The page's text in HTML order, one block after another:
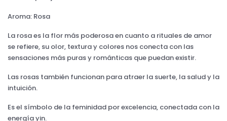
Aroma: Rosa
La rosa es la flor más poderosa en cuanto a rituales de amor
se refiere, su olor, textura y colores nos conecta con las
sensaciones más puras y románticas que puedan existir.
Las rosas también funcionan para atraer la suerte, la salud y la
intuición.
Es el símbolo de la feminidad por excelencia, conectada con la
energía yin.